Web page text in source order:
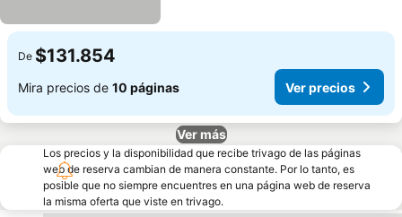
De $131.854
Mira precios de 10 páginas Ver precios
Ver más
Los precios y la disponibilidad que recibe trivago de las páginas
web de reserva cambian de manera constante. Por lo tanto, es
posible que no siempre encuentres en una página web de reserva
la misma oferta que viste en trivago.